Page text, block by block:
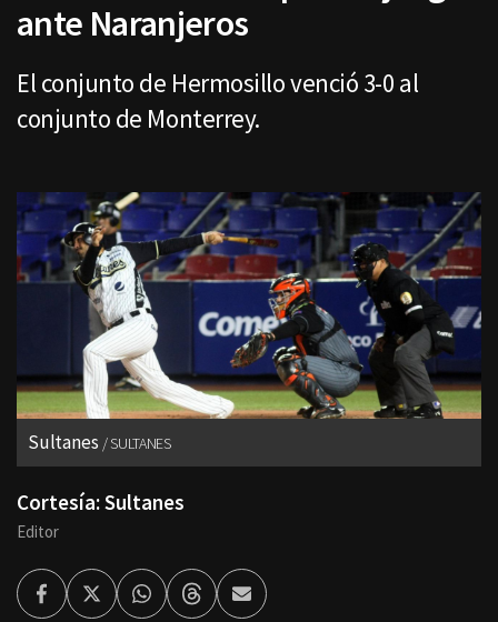
ante Naranjeros
El conjunto de Hermosillo venció 3-0 al
conjunto de Monterrey.
Sultanes SULTANES
Cortesía: Sultanes
Editor
FacebookTwitterWhatsappThreadsEnviar